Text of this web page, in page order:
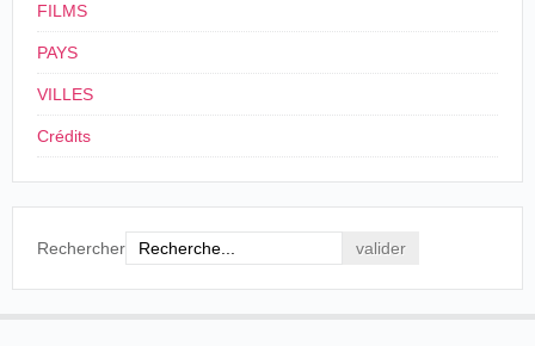
effets de vagues et l’arrivée d’un canot sur le
Cette nouvelle application de la photographie
excite un enthousiasme justifié; jusqu'ici, des
appareils ont été installés dans deux ou trois
profiter de l'occasion offerte pour se rendre à ce
FILMS
PAYS
VILLES
Crédits
Rechercher